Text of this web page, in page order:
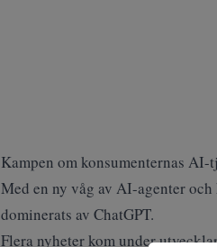
Kampen om konsumenternas
Med en ny våg av AI-agenter
dominerats av ChatGPT.
Flera nyheter kom under